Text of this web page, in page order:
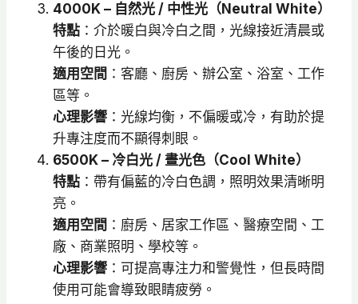
4000K – 自然光 / 中性光（Neutral White）
特點 ：介於暖白與冷白之間，光線接近清晨或
午後的日光。
適用空間 ：客廳、廚房、辦公室、浴室、工作
區等。
心理影響 ：光線均衡，不偏暖或冷，有助於提
升專注度而不顯得刺眼。
6500K – 冷白光 / 晝光色（Cool White）
特點 ：帶有偏藍的冷白色調，照明效果清晰明
亮。
適用空間 ：廚房、居家工作區、醫療空間、工
廠、商業照明、學校等。
心理影響 ：可提高專注力和警覺性，但長時間
使用可能會導致眼睛疲勞。